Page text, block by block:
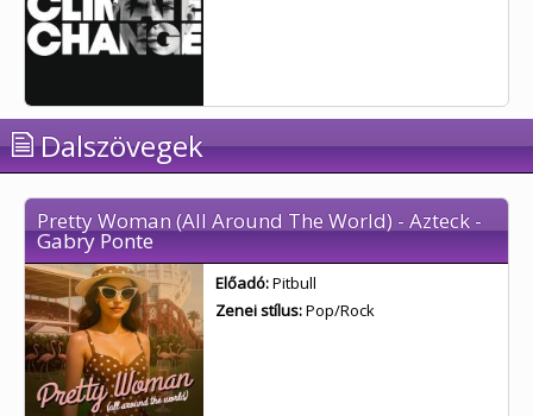
Dalszövegek
Pretty Woman (All Around The World) - Azteck -
Gabry Ponte
Előadó:Pitbull
Zenei stílus:Pop/Rock